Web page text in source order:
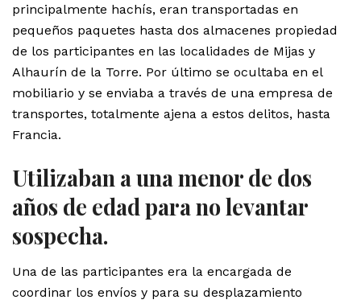
principalmente hachís, eran transportadas en
pequeños paquetes hasta dos almacenes propiedad
de los participantes en las localidades de Mijas y
Alhaurín de la Torre. Por último se ocultaba en el
mobiliario y se enviaba a través de una empresa de
transportes, totalmente ajena a estos delitos, hasta
Francia.
Utilizaban a una menor de dos
años de edad para no levantar
sospecha.
Una de las participantes era la encargada de
coordinar los envíos y para su desplazamiento